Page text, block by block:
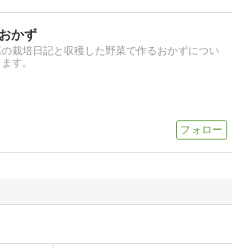
かず
栽培日記と収穫した野菜で作るおかずについ
す。